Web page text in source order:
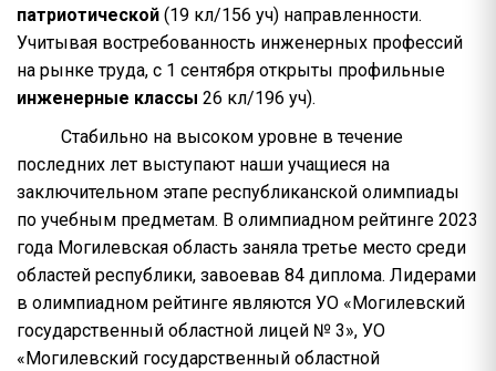
патриотической (19 кл/156 уч) направленности.
Учитывая востребованность инженерных профессий
на рынке труда, с 1 сентября открыты профильные
инженерные классы 26 кл/196 уч).
Стабильно на высоком уровне в течение
последних лет выступают наши учащиеся на
заключительном этапе республиканской олимпиады
по учебным предметам. В олимпиадном рейтинге 2023
года Могилевская область заняла третье место среди
областей республики, завоевав 84 диплома. Лидерами
в олимпиадном рейтинге являются УО «Могилевский
государственный областной лицей № 3», УО
«Могилевский государственный областной